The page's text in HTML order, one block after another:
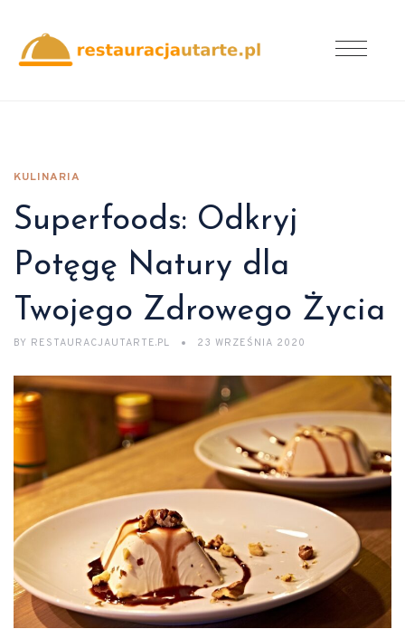
KULINARIA
Superfoods: Odkryj
Potęgę Natury dla
Twojego Zdrowego Życia
BY RESTAURACJAUTARTE.PL 23 WRZEŚNIA 2020